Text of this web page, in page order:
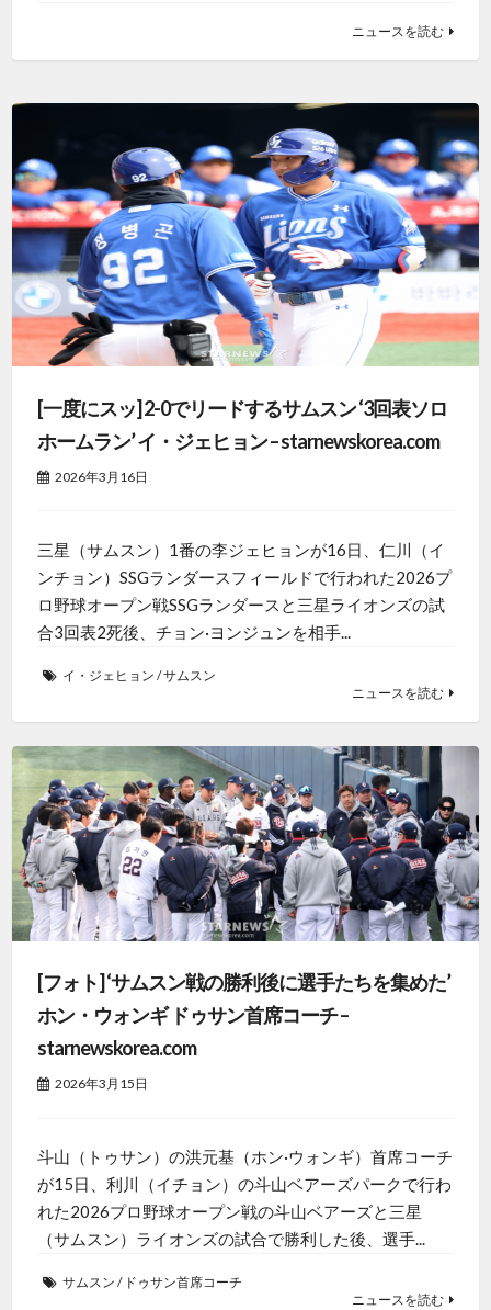
ニュースを読む
[一度にスッ] 2-0でリードするサムスン ‘3回表ソロ
ホームラン’ イ・ジェヒョン – starnewskorea.com
2026年3月16日
三星（サムスン）1番の李ジェヒョンが16日、仁川（イ
ンチョン）SSGランダースフィールドで行われた2026プ
ロ野球オープン戦SSGランダースと三星ライオンズの試
合3回表2死後、チョン·ヨンジュンを相手...
イ・ジェヒョン /サムスン
ニュースを読む
[フォト] ‘サムスン戦の勝利後に選手たちを集めた’
ホン・ウォンギ ドゥサン首席コーチ –
starnewskorea.com
2026年3月15日
斗山（トゥサン）の洪元基（ホン·ウォンギ）首席コーチ
が15日、利川（イチョン）の斗山ベアーズパークで行わ
れた2026プロ野球オープン戦の斗山ベアーズと三星
（サムスン）ライオンズの試合で勝利した後、選手...
サムスン / ドゥサン首席コーチ
ニュースを読む